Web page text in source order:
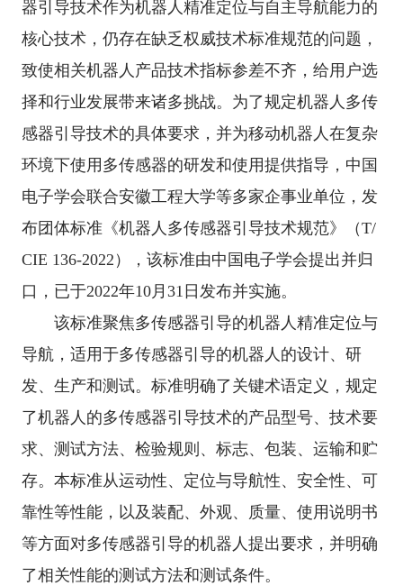
器引导技术作为机器人精准定位与自主导航能力的
核心技术， 仍存在缺乏权威技术标准规范的问题 ，
致使相关机器人产品技术指标参差不齐，给用户选
择和行业发展带来诸多挑战。 为了规定机器人多传
感器引导技术的具体要求， 并为移动机器人在复杂
环境下使用多传感器的研发和使用提供指导 ， 中国
电子学会联合安徽工程大学等多家企事业单位，发
布团体标准《机器人多传感器引导技术规范》（T/
CIE 136-2022 ），该标准由中国电子学会提出并归
口，已于2022年10月 31 日发布并实施。
该标准聚焦多传感器引导的机器人精准定位与
导航，适用于多传感器引导的机器人的设计、研
发、生产和测试。 标准明确了关键术语定义， 规定
了机器人的多传感器引导技术的产品型号、技术要
求、测试方法、检验规则、标志、包装、运输和贮
存。 本标准从运动性、定位与导航性、安全性、可
靠性等性能，以及装配、 外观、 质量、 使用说明书
等方面对多传感器引导的机器人提出要求， 并明确
了相关性能的测试方法和测试条件。